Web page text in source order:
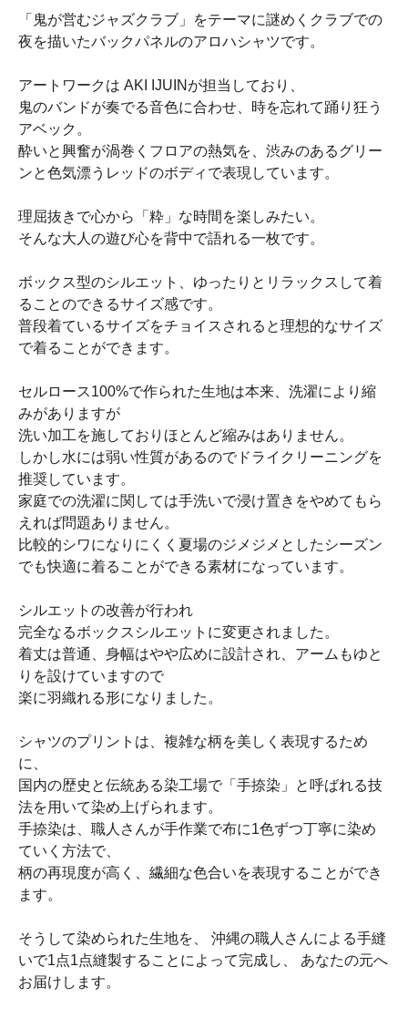
「鬼が営むジャズクラブ」をテーマに謎めくクラブでの
夜を描いたバックパネルのアロハシャツです。
アートワークは AKI IJUINが担当しており、
鬼のバンドが奏でる音色に合わせ、時を忘れて踊り狂う
アベック。
酔いと興奮が渦巻くフロアの熱気を、渋みのあるグリー
ンと色気漂うレッドのボディで表現しています。
理屈抜きで心から「粋」な時間を楽しみたい。
そんな大人の遊び心を背中で語れる一枚です。
ボックス型のシルエット、ゆったりとリラックスして着
ることのできるサイズ感です。
普段着ているサイズをチョイスされると理想的なサイズ
で着ることができます。
セルロース100%で作られた生地は本来、洗濯により縮
みがありますが
洗い加工を施しておりほとんど縮みはありません。
しかし水には弱い性質があるのでドライクリーニングを
推奨しています。
家庭での洗濯に関しては手洗いで浸け置きをやめてもら
えれば問題ありません。
比較的シワになりにくく夏場のジメジメとしたシーズン
でも快適に着ることができる素材になっています。
シルエットの改善が行われ
完全なるボックスシルエットに変更されました。
着丈は普通、身幅はやや広めに設計され、アームもゆと
りを設けていますので
楽に羽織れる形になりました。
シャツのプリントは、複雑な柄を美しく表現するため
に、
国内の歴史と伝統ある染工場で「手捺染」と呼ばれる技
法を用いて染め上げられます。
手捺染は、職人さんが手作業で布に1色ずつ丁寧に染め
ていく方法で、
柄の再現度が高く、繊細な色合いを表現することができ
ます。
そうして染められた生地を、 沖縄の職人さんによる手縫
いで1点1点縫製することによって完成し、 あなたの元へ
お届けします。